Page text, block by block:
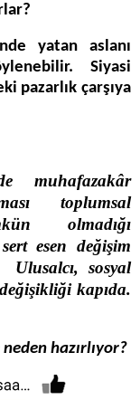
yatan aslanı
Siyasi
pazarlık çarşıya
muhafazakâr
toplumsal
olmadığı
esen değişim
Ulusalcı, sosyal
kapıda.
hazırlıyor?